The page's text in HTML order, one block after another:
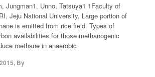
Jungman1, Unno, Tatsuya1 1Faculty of
Jeju National University, Large portion of
is emitted from rice field. Types of
availabilities for those methanogenic
methane in anaerobic
, By